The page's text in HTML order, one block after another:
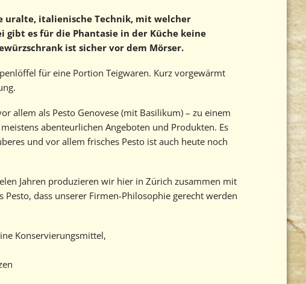
uralte, italienische Technik, mit welcher
es für die Phantasie in der Küche keine
ist sicher vor dem Mörser.
für eine Portion Teigwaren. Kurz vorgewärmt
allem als Pesto Genovese (mit Basilikum) – zu einem
abenteurlichen Angeboten und Produkten. Es
und vor allem frisches Pesto ist auch heute noch
Jahren produzieren wir hier in Zürich zusammen mit
dass unserer Firmen-Philosophie gerecht werden
Konservierungsmittel,